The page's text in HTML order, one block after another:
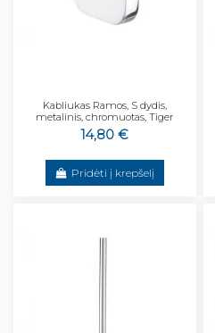
Kabliukas Ramos, S dydis,
metalinis, chromuotas, Tiger
14,80 €
Pridėti į krepšelį